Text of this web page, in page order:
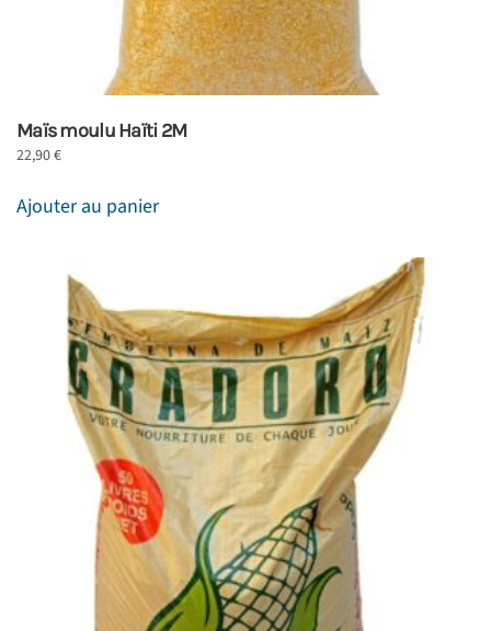
Maïs moulu Haïti 2M
22,90€
Ajouter au panier